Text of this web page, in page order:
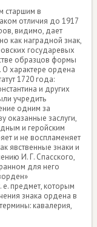
старшим в
отличия до 1917
видимо, дает
как наградной знак,
государевых
образцов формы
характере ордена
1720 года:
и других
учредить
одним за
оказанные заслуги,
и геройским
и не воспламеняет
явственные знаки и
И. Г. Спасского,
для него
е. предмет, которым
знака ордена в
кавалерия,